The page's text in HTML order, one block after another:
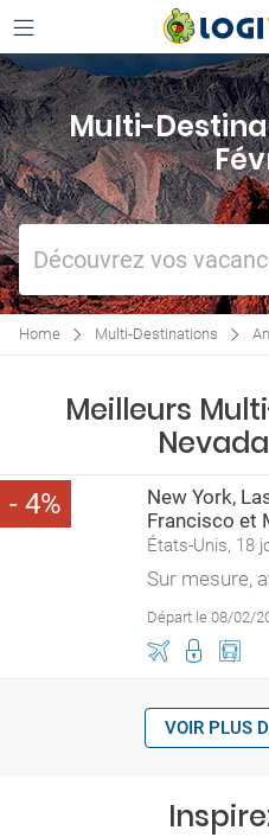
Multi-
Découvrez vos
Home Multi-Destinations
Meilleurs
4
New York,
Francisco et
États-Unis, 18
Sur mesure,
Départ le 08/02/
VOIR PLUS